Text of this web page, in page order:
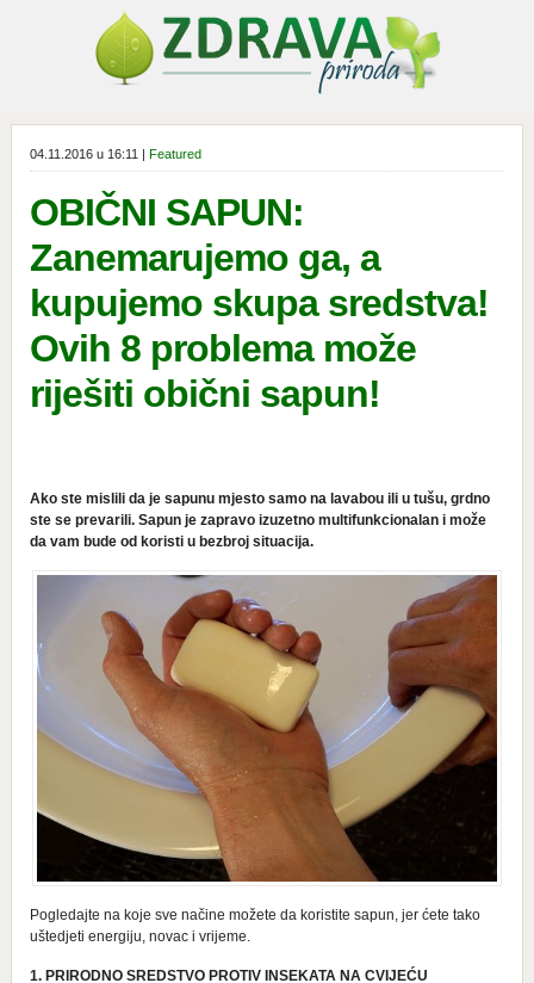
04.11.2016 u 16:11 | Featured
OBIČNI SAPUN:
Zanemarujemo ga, a
kupujemo skupa sredstva!
Ovih 8 problema može
riješiti obični sapun!
Ako ste mislili da je sapunu mjesto samo na lavabou ili u tušu, grdno
ste se prevarili. Sapun je zapravo izuzetno multifunkcionalan i može
da vam bude od koristi u bezbroj situacija.
Pogledajte na koje sve načine možete da koristite sapun, jer ćete tako
uštedjeti energiju, novac i vrijeme.
1. PRIRODNO SREDSTVO PROTIV INSEKATA NA CVIJEĆU